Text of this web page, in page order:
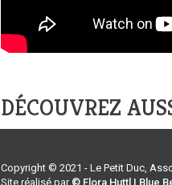
DÉCOUVREZ
Copyright © 2021 - Le Petit Duc,
Site réalisé par © Flora Huttl | Blue